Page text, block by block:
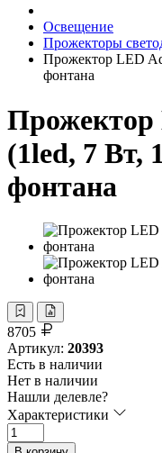
Освещение
Прожекторы
Прожектор LED
фонтана
Прожектор
(1led, 7 Вт,
фонтана
8705
Артикул: 20393
Есть в наличии
Нет в наличии
Нашли делевле?
Характеристики